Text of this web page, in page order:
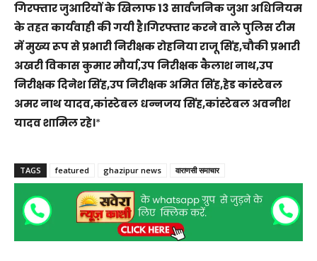
गिरफ्तार जुआरियों के खिलाफ 13 सार्वजनिक जुआ अधिनियम
के तहत कार्यवाही की गयी है।गिरफ्तार करने वाले पुलिस टीम
में मुख्य रूप से प्रभारी निरीक्षक रोहनिया राजू सिंह,चौकी प्रभारी
अखरी विकास कुमार मौर्या,उप निरीक्षक कैलाश नाथ,उप
निरीक्षक दिनेश सिंह,उप निरीक्षक अमित सिंह,हेड कांस्टेबल
अमर नाथ यादव,कांस्टेबल धन्नजय सिंह,कांस्टेबल अवनीश
यादव शामिल रहे।*
TAGS featured ghazipur news वाराणसी समाचार